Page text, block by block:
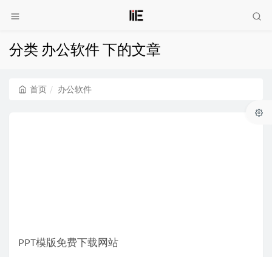
分类 办公软件 下的文章
首页 办公软件
PPT模版免费下载网站